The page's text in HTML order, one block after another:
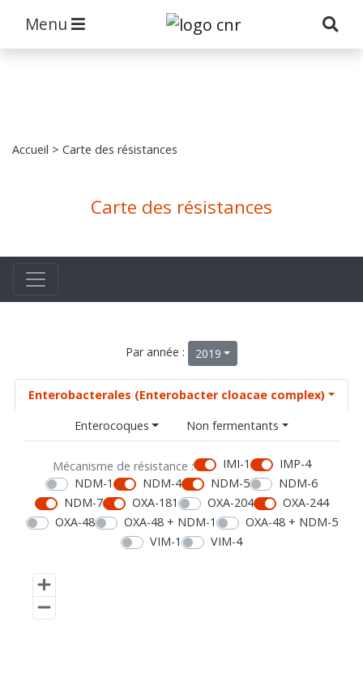
Menu
Accueil > Carte des résistances
Carte des résistances
Par année : 2019
Enterobacterales (Enterobacter cloacae complex)
Enterocoques
Non fermentants
Mécanisme de résistance : IMI-1
IMP-4
NDM-1
NDM-4 NDM-5
NDM-6
NDM-7
OXA-181 OXA-204
OXA-244
OXA-48
OXA-48 + NDM-1
OXA-48 + NDM-5
VIM-1
VIM-4